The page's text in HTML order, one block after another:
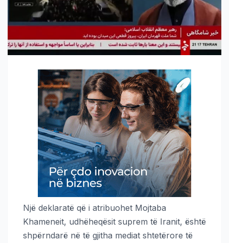
Një deklaratë që i atribuohet Mojtaba
Khameneit, udhëheqësit suprem të Iranit, është
shpërndarë në të gjitha mediat shtetërore të